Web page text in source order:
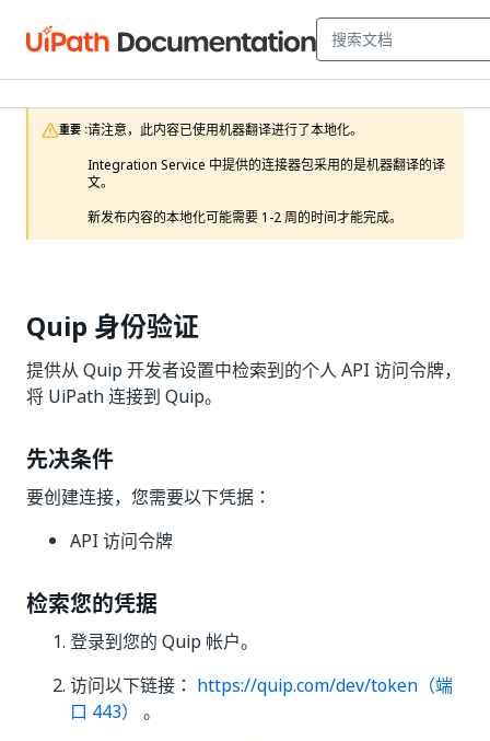
重要 :请注意，此内容已使用机器翻译进行了本地化。
Integration Service 中提供的连接器包采用的是机器翻译的译
文。
新发布内容的本地化可能需要 1-2 周的时间才能完成。
Quip 身份验证
提供从 Quip 开发者设置中检索到的个人 API 访问令牌，
将 UiPath 连接到 Quip。
先决条件
要创建连接，您需要以下凭据：
API 访问令牌
检索您的凭据
登录到您的 Quip 帐户。
访问以下链接： https://quip.com/dev/token（端
口 443）
。